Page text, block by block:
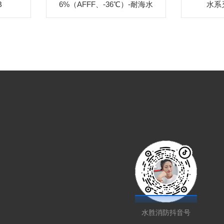
6%（AFFF、-36℃）-耐海水 水系
水胜消防抖音号